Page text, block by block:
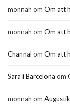
monnah om Om att
monnah om Om att
Channal om Om att
Sara i Barcelona om
monnah om